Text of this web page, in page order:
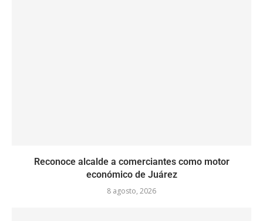
Reconoce alcalde a comerciantes como motor
económico de Juárez
8 agosto, 2026